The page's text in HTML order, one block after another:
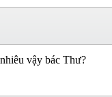
vậy bác Thư?